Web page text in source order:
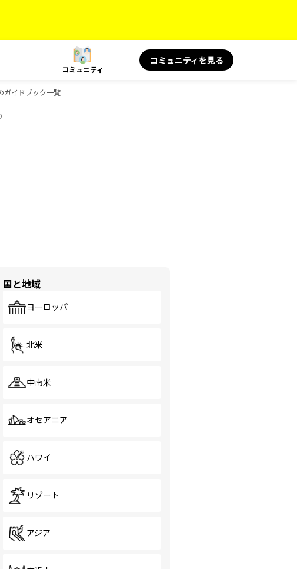
コミュニティ
コミュニティを見る
ガイドブック一覧
国と地域
ヨーロッパ
北米
中南米
オセアニア
ハワイ
リゾート
アジア